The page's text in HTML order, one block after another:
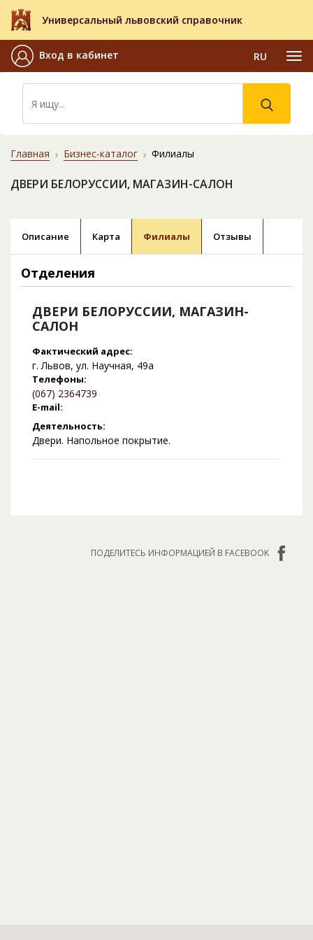
Универсальный львовский справочник
Вход в кабинет RU
Главная Бизнес-каталог Филиалы
ДВЕРИ БЕЛОРУССИИ, МАГАЗИН-САЛОН
Описание Карта Филиалы Отзывы
Отделения
ДВЕРИ БЕЛОРУССИИ, МАГАЗИН-
САЛОН
Фактический адрес:
г. Львов, ул. Научная, 49а
Телефоны:
(067) 2364739
E-mail:
Деятельность:
Двери. Напольное покрытие.
ПОДЕЛИТЕСЬ ИНФОРМАЦИЕЙ В FACEBOOK